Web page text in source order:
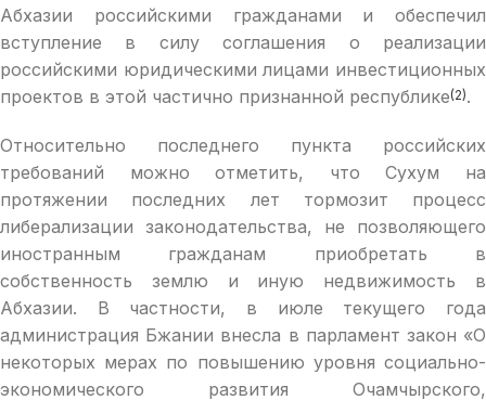
Абхазии российскими гражданами и обеспечил
вступление в силу соглашения о реализации
российскими юридическими лицами инвестиционных
проектов в этой частично признанной республике(2).
Относительно последнего пункта российских
требований можно отметить, что Сухум на
протяжении последних лет тормозит процесс
либерализации законодательства, не позволяющего
иностранным гражданам приобретать в
собственность землю и иную недвижимость в
Абхазии. В частности, в июле текущего года
администрация Бжании внесла в парламент закон «О
некоторых мерах по повышению уровня социально-
экономического развития Очамчырского,